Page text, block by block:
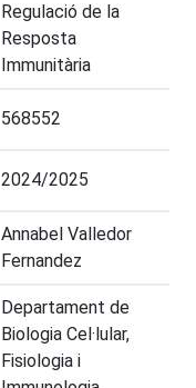
Regulació de la
Resposta
Immunitària
568552
2024/2025
Annabel Valledor
Fernandez
Departament de
Biologia Cel·lular,
Fisiologia i